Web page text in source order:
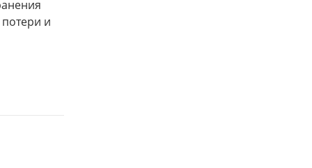
и